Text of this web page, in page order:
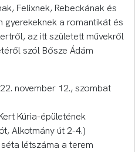
Felixnek, Rebeckának és
gyerekeknek a romantikát és
az itt született művekről
szól Bősze Ádám
november 12., szombat
Kúria-épületének
Alkotmány út 2-4.)
létszáma a terem